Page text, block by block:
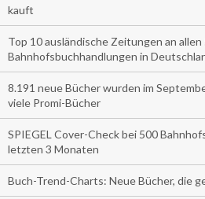
kauft
Top 10 ausländische Zeitungen an allen
Bahnhofsbuchhandlungen in
8.191 neue Bücher wurden im
viele Promi-Bücher
SPIEGEL Cover-Check bei 500
letzten 3 Monaten
Buch-Trend-Charts: Neue Bücher, die